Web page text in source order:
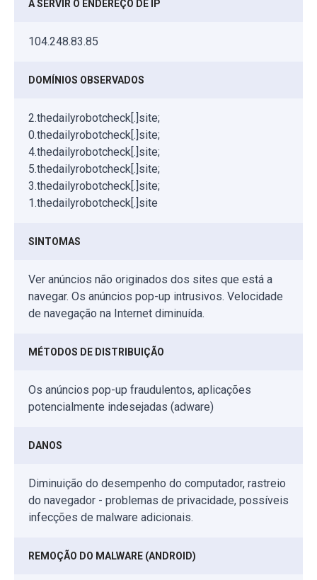
A SERVIR O ENDEREÇO DE IP
104.248.83.85
DOMÍNIOS OBSERVADOS
2.thedailyrobotcheck[.]site;
0.thedailyrobotcheck[.]site;
4.thedailyrobotcheck[.]site;
5.thedailyrobotcheck[.]site;
3.thedailyrobotcheck[.]site;
1.thedailyrobotcheck[.]site
SINTOMAS
Ver anúncios não originados dos sites que está a
navegar. Os anúncios pop-up intrusivos. Velocidade
de navegação na Internet diminuída.
MÉTODOS DE DISTRIBUIÇÃO
Os anúncios pop-up fraudulentos, aplicações
potencialmente indesejadas (adware)
DANOS
Diminuição do desempenho do computador, rastreio
do navegador - problemas de privacidade, possíveis
infecções de malware adicionais.
REMOÇÃO DO MALWARE (ANDROID)